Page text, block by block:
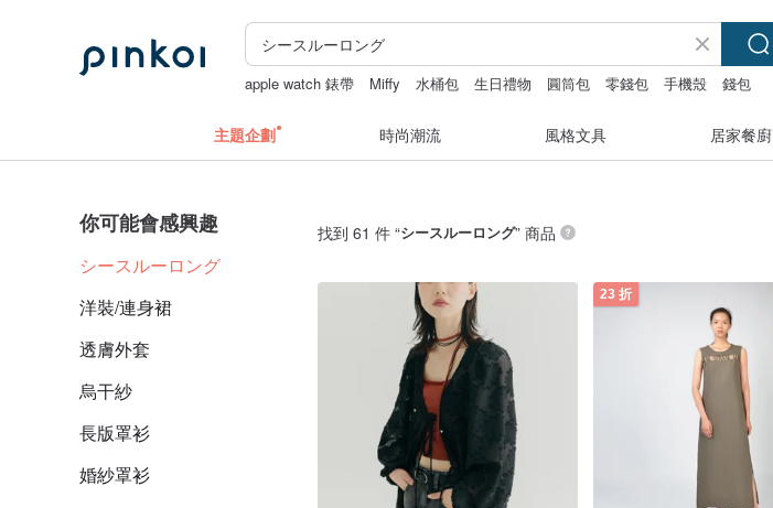
apple watch 錶帶 Miffy 水桶包 生日禮物 圓筒包 零錢包 手機殼 錢包
主題企劃 時尚潮流 風格文具 居家餐廚
你可能會感興趣
シースルーロング
洋裝/連身裙
透膚外套
烏干紗
長版罩衫
婚紗罩衫
找到 61 件 “シースルーロング” 商品
23 折